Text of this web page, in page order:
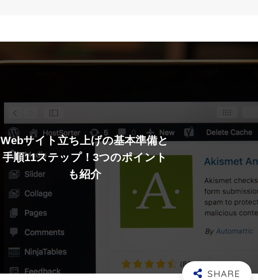
Webサイト立ち上げの基本準備と
手順11ステップ！3つのポイント
も紹介